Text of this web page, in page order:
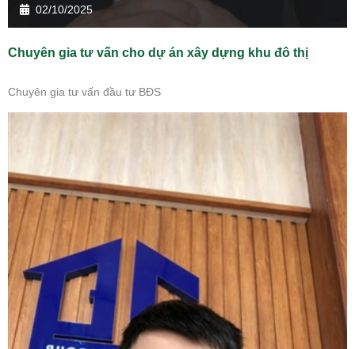
02/10/2025
Chuyên gia tư vấn cho dự án xây dựng khu đô thị
Chuyên gia tư vấn đầu tư BĐS